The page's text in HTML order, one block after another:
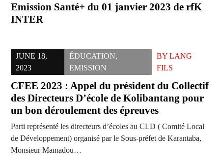
Emission Santé+ du 01 janvier 2023 de rfK
INTER
JUNE 18,
2023
ÉDUCATION,
EMISSION
BYLANG
FILS
CFEE 2023 : Appel du président du Collectif
des Directeurs D’école de Kolibantang pour
un bon déroulement des épreuves
Parti représenté les directeurs d’écoles au CLD ( Comité Local
de Développement) organisé par le Sous-préfet de Karantaba,
Monsieur Mamadou…